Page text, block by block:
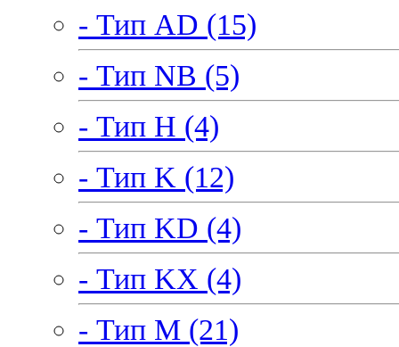
- Тип AD (15)
- Тип NB (5)
- Тип H (4)
- Тип K (12)
- Тип KD (4)
- Тип KX (4)
- Тип M (21)